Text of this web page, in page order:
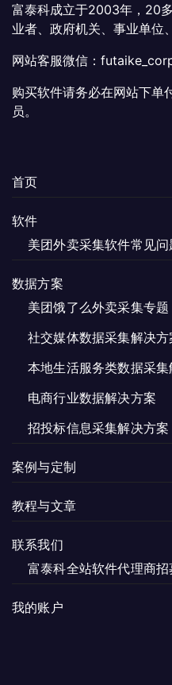
富泰科成立于2003年，20
业者、政府机关、事业单位
网站客服微信：
购买软件请务必在网站下单
员。
首页
软件
美团外卖采集软件常见
数据方案
美团饿了么外卖采集专题
社交媒体数据采集解决方
本地生活服务类数据采
电商行业数据解决方案
招投标信息采集解决方案
案例与定制
教程与文章
联系我们
富泰科全站软件代理商招
我的账户